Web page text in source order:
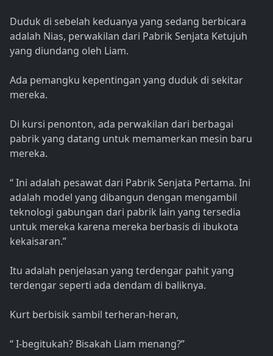
Duduk di sebelah keduanya yang sedang berbicara
adalah Nias, perwakilan dari Pabrik Senjata Ketujuh
yang diundang oleh Liam.
Ada pemangku kepentingan yang duduk di sekitar
mereka.
Di kursi penonton, ada perwakilan dari berbagai
pabrik yang datang untuk memamerkan mesin baru
mereka.
“ Ini adalah pesawat dari Pabrik Senjata Pertama. Ini
adalah model yang dibangun dengan mengambil
teknologi gabungan dari pabrik lain yang tersedia
untuk mereka karena mereka berbasis di ibukota
kekaisaran.”
Itu adalah penjelasan yang terdengar pahit yang
terdengar seperti ada dendam di baliknya.
Kurt berbisik sambil terheran-heran,
“ I-begitukah? Bisakah Liam menang?”